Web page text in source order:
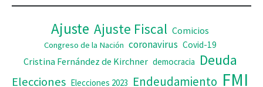
o
Ajuste Ajuste Fiscal Comicios
Congreso de la Nación coronavirus Covid-19
Cristina Fernández de Kirchner democracia Deuda
Elecciones Elecciones 2023 Endeudamiento FMI